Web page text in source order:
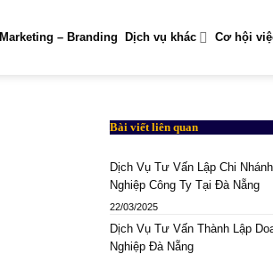
Marketing – Branding Dịch vụ khác Cơ hội
Bài viết liên quan
Dịch Vụ Tư Vấn Lập Chi
Nghiệp Công Ty Tại Đà Nẵng
22/03/2025
Dịch Vụ Tư Vấn Thành Lập
Nghiệp Đà Nẵng